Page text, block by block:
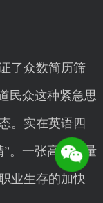
了众数简历筛
民众这种紧急思
。实在英语四
。一张高含金量
业生存的加快